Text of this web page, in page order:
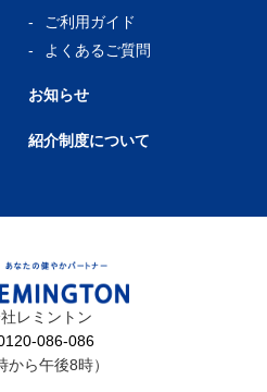
ご利用ガイド
よくあるご質問
お知らせ
紹介制度について
レミントン
086-086
から午後8時）